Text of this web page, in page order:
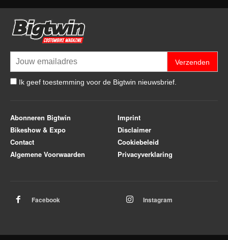
Verzenden
Ik geef toestemming voor de Bigtwin nieuwsbrief.
Abonneren Bigtwin
Bikeshow & Expo
Contact
Algemene Voorwaarden
Imprint
Disclaimer
Cookiebeleid
Privacyverklaring
Facebook Instagram